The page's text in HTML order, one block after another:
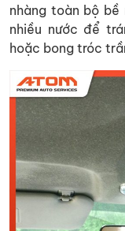
nhàng toàn bộ
nhiều nước để
hoặc bong tróc